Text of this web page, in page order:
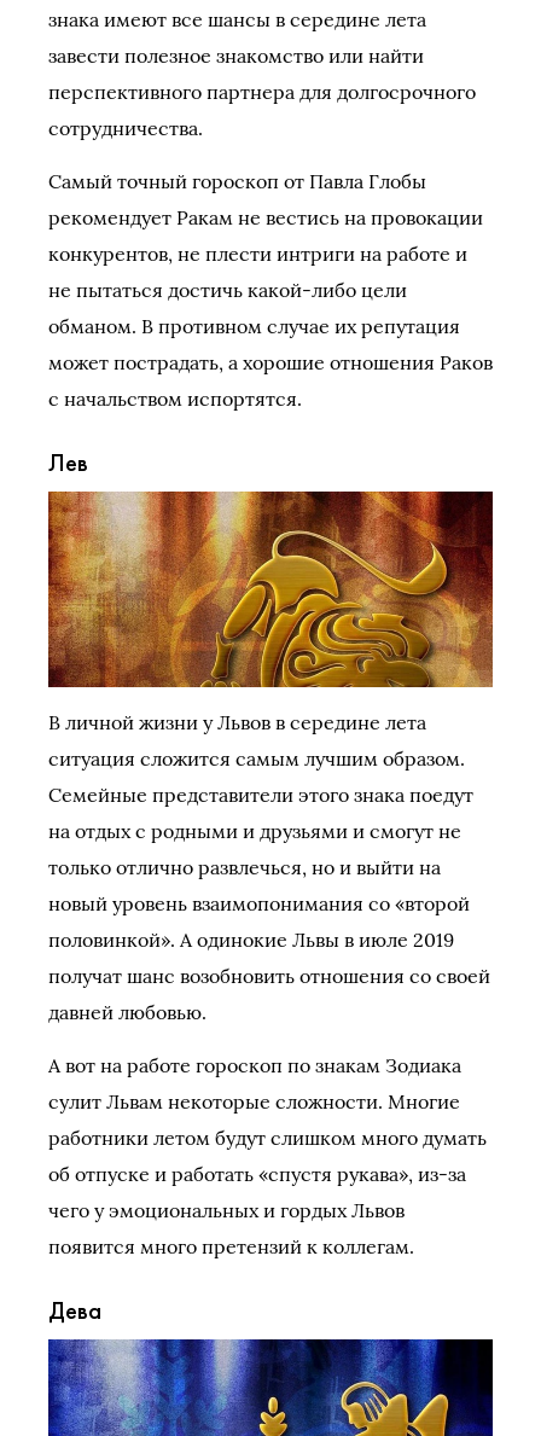
знака имеют все шансы в середине лета
завести полезное знакомство или найти
перспективного партнера для долгосрочного
сотрудничества.
Самый точный гороскоп от Павла Глобы
рекомендует Ракам не вестись на провокации
конкурентов, не плести интриги на работе и
не пытаться достичь какой-либо цели
обманом. В противном случае их репутация
может пострадать, а хорошие отношения Раков
с начальством испортятся.
Лев
В личной жизни у Львов в середине лета
ситуация сложится самым лучшим образом.
Семейные представители этого знака поедут
на отдых с родными и друзьями и смогут не
только отлично развлечься, но и выйти на
новый уровень взаимопонимания со «второй
половинкой». А одинокие Львы в июле 2019
получат шанс возобновить отношения со своей
давней любовью.
А вот на работе гороскоп по знакам Зодиака
сулит Львам некоторые сложности. Многие
работники летом будут слишком много думать
об отпуске и работать «спустя рукава», из-за
чего у эмоциональных и гордых Львов
появится много претензий к коллегам.
Дева